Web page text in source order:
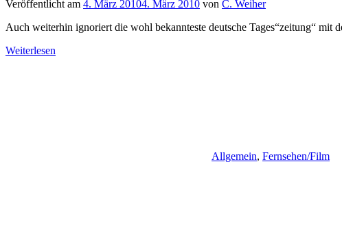
Veröffentlicht am 4. März 20104. März 2010 von C. Weiher
Auch weiterhin ignoriert die wohl bekannteste deutsche Tages“zeitung“ mit
Weiterlesen
Allgemein, Fernsehen/Film